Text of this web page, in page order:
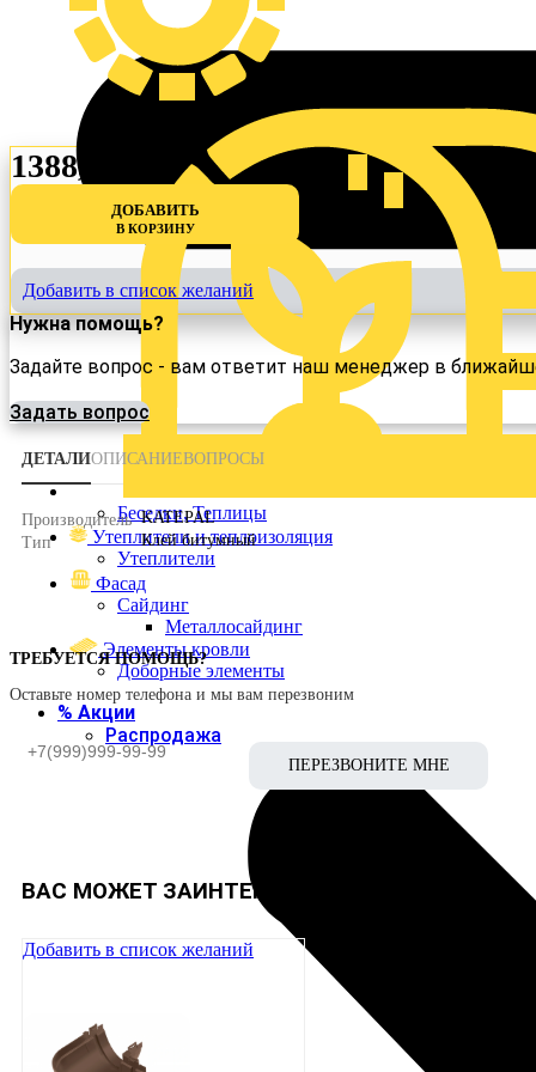
Беседки, Теплицы
Утеплители и теплоизоляция
Утеплители
Фасад
Сайдинг
Металлосайдинг
Элементы кровли
Доборные элементы
Поиск товаров
Войти Беседки, Теплицы
Утеплители и теплоизоляция
Утеплители
Фасад
Сайдинг
Металлосайдинг
Элементы кровли
Доборные элементы
% Акции
Распродажа
1388,00
ДОБАВИТЬ
В КОРЗИНУ
Добавить в список желаний
Нужна помощь?
Задайте вопрос - вам ответит наш менеджер в
Задать вопрос
ДЕТАЛИОПИСАНИЕВОПРОСЫ
Производитель KATEPAL
Тип
Клей битумный
ТРЕБУЕТСЯ ПОМОЩЬ?
Оставьте номер телефона и мы вам перезвоним
ВАС МОЖЕТ ЗАИНТЕРЕСОВАТЬ :
Добавить в список желаний